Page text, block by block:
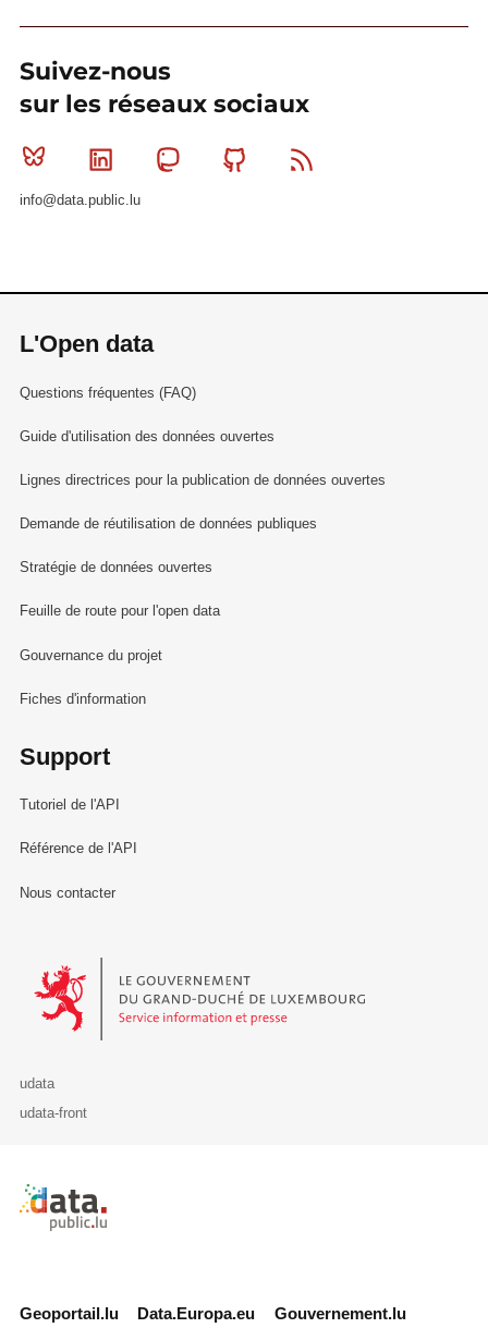
Suivez-nous
sur les réseaux sociaux
Bluesky Linkedin MastodonGithub
info@data.public.lu
L'Open data
Questions fréquentes (FAQ)
Guide d'utilisation des données ouvertes
Lignes directrices pour la publication de données ouvertes
Demande de réutilisation de données publiques
Stratégie de données ouvertes
Feuille de route pour l'open data
Gouvernance du projet
Fiches d'information
Support
Tutoriel de l'API
Référence de l'API
Nous contacter
Le Gouvernement du Grand-Duché de Luxembourg - Service
udata
udata-front
Retour à l'accueil de data.public.lu
Geoportail.lu Data.Europa.eu Gouvernement.lu